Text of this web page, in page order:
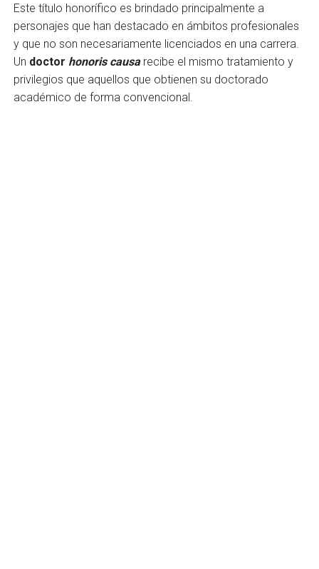
Este título honorífico es brindado principalmente a
personajes que han destacado en ámbitos profesionales
y que no son necesariamente licenciados en una carrera.
Un doctor honoris causarecibe el mismo tratamiento y
privilegios que aquellos que obtienen su doctorado
académico de forma convencional.